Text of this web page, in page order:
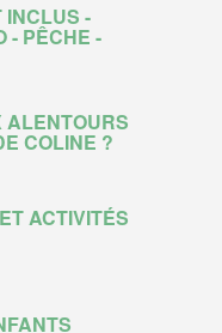
INCLUS -
- PÊCHE -
ALENTOURS
COLINE ?
ACTIVITÉS